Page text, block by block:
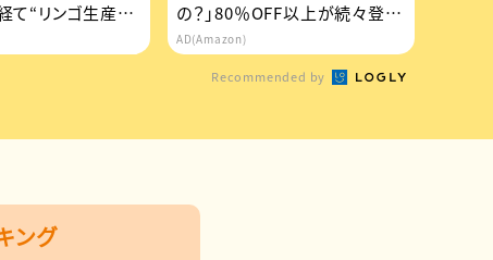
“リンゴ生産者
の？」80％OFF以上が続々登
場！Amazonの本気が...
AD(Amazon)
Recommended by
ング